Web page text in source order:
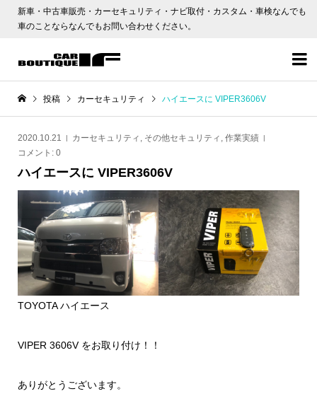
新車・中古車販売・カーセキュリティ・ナビ取付・カスタム・車検なんでも
車のことならなんでもお問い合わせください。

投稿 カーセキュリティ ハイエースに VIPER3606V
2020.10.21 カーセキュリティ , その他セキュリティ , 作業実績
コメント: 0
ハイエースに VIPER3606V
TOYOTA ハイエース
VIPER 3606V をお取り付け！！
ありがとうございます。